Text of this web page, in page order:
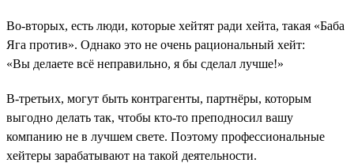
Во-вторых, есть люди, которые хейтят ради хейта, такая «Баба
Яга против». Однако это не очень рациональный хейт:
«Вы делаете всё неправильно, я бы сделал лучше!»
В-третьих, могут быть контрагенты, партнёры, которым
выгодно делать так, чтобы кто-то преподносил вашу
компанию не в лучшем свете. Поэтому профессиональные
хейтеры зарабатывают на такой деятельности.